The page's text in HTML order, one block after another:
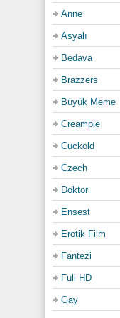
Son damlayla
gözlerdeki alev
ders değil,
White hem
kraliçeydi.
Category:
Am Sikiş,Brazzers
Anne
Asyalı
Bedava
Brazzers
Büyük Meme
Creampie
Cuckold
Czech
Doktor
Ensest
Erotik Film
Fantezi
Full HD
Gay